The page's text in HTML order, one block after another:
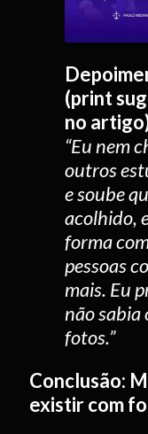
(print
no
“Eu nem
outros
e soube
acolhido,
forma
pessoas
mais. Eu
não sabia
fotos.”
Conclusão:
existir com